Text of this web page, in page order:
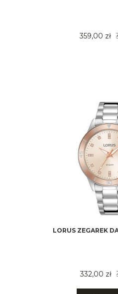
359,00 zł
LORUS ZEGAREK
332,00 zł